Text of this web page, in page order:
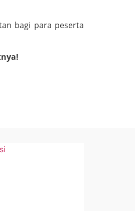
bagi para peserta